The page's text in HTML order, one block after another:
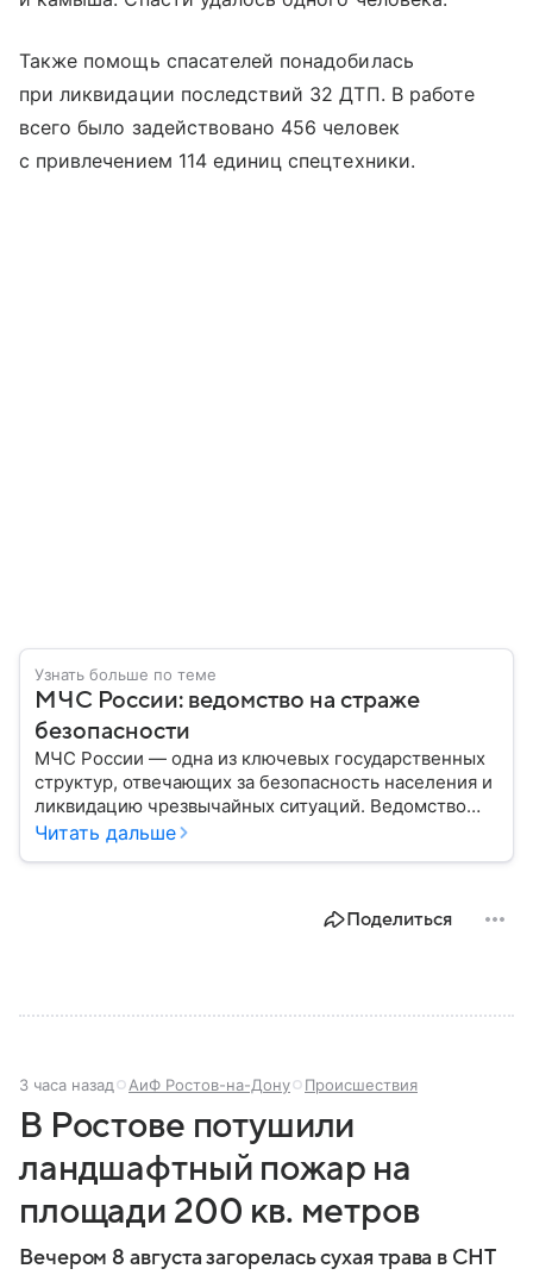
Также помощь спасателей понадобилась
при ликвидации последствий 32 ДТП. В работе
всего было задействовано 456 человек
с привлечением 114 единиц спецтехники.
Узнать больше по теме
МЧС России: ведомство на страже
безопасности
МЧС России — одна из ключевых государственных
структур, отвечающих за безопасность населения и
ликвидацию чрезвычайных ситуаций. Ведомство
играет важную роль в защите граждан от
задачи выполняет и какую роль играет в
Читать дальше
Поделиться
3 часа назад АиФ Ростов-на-Дону Происшествия
В Ростове потушили
ландшафтный пожар на
площади 200 кв. метров
Вечером 8 августа загорелась сухая трава в СНТ